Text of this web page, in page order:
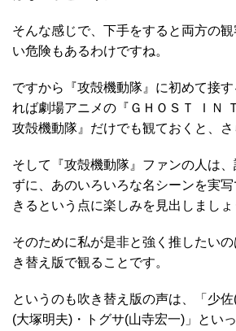
そんな感じで、下手をすると両方の
い危険もあるわけですね。
ですから『攻殻機動隊』に初めて接
れば劇場アニメの『ＧＨＯＳＴ ＩＮ
攻殻機動隊』だけでも観ておくと、さ
そして『攻殻機動隊』ファンの人は
ずに、あのいろいろな名シーンを実
きるという点に楽しみを見出しましょ
そのために私が是非と強く推したい
き替え版で観ることです。
というのも吹き替え版の声は、「少
(大塚明夫)・トグサ(山寺宏一)」とい